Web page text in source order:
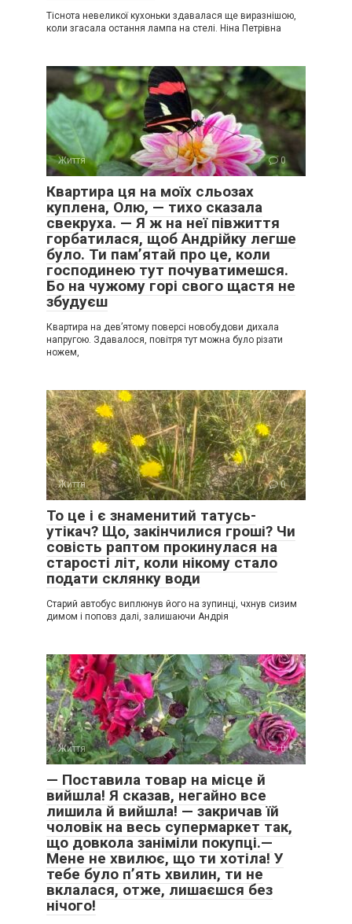
Тіснота невеликої кухоньки здавалася ще виразнішою,
коли згасала остання лампа на стелі. Ніна Петрівна
Життя 0
Квартира ця на моїх сльозах
куплена, Олю, — тихо сказала
свекруха. — Я ж на неї півжиття
горбатилася, щоб Андрійку легше
було. Ти пам’ятай про це, коли
господинею тут почуватимешся.
Бо на чужому горі свого щастя не
збудуєш
Квартира на дев’ятому поверсі новобудови дихала
напругою. Здавалося, повітря тут можна було різати
ножем,
Життя 0
То це і є знаменитий татусь-
утікач? Що, закінчилися гроші? Чи
совість раптом прокинулася на
старості літ, коли нікому стало
подати склянку води
Старий автобус виплюнув його на зупинці, чхнув сизим
димом і поповз далі, залишаючи Андрія
Життя 0
— Поставила товар на місце й
вийшла! Я сказав, негайно все
лишила й вийшла! — закричав їй
чоловік на весь супермаркет так,
що довкола заніміли покупці.—
Мене не хвилює, що ти хотіла! У
тебе було п’ять хвилин, ти не
вклалася, отже, лишаєшся без
нічого!